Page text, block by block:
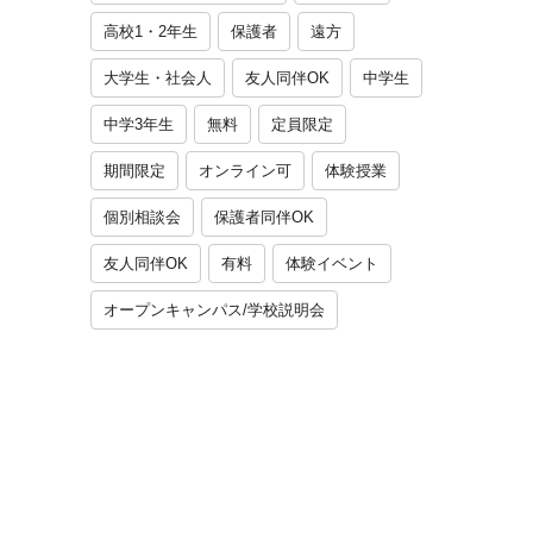
高校1・2年生 保護者 遠方
大学生・社会人 友人同伴OK 中学生
中学3年生 無料 定員限定
期間限定 オンライン可 体験授業
個別相談会 保護者同伴OK
友人同伴OK 有料 体験イベント
オープンキャンパス/学校説明会